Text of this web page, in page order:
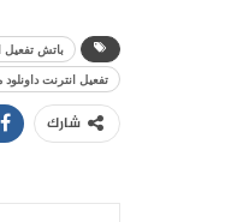
باتش تفعيل
تفعيل انترنت داونلود
شارك